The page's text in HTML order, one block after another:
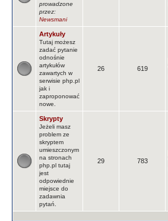
prowadzone
przez:
Newsmani
Artykuły
Tutaj możesz
zadać pytanie
odnośnie
artykułów
zawartych w
serwisie php.pl
jak i
zaproponować
nowe.
26 619
Skrypty
Jeżeli masz
problem ze
skryptem
umieszczonym
na stronach
php.pl tutaj
jest
odpowiednie
miejsce do
zadawnia
pytań.
29 783